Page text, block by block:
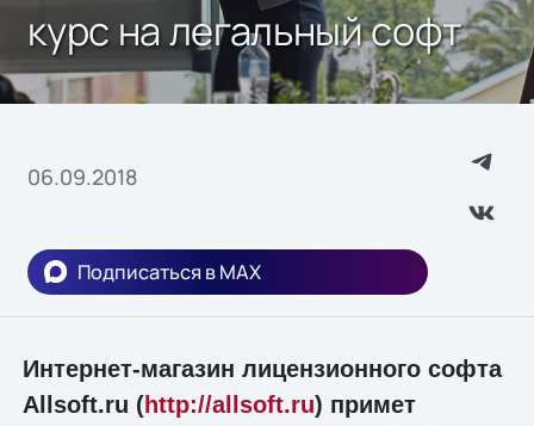
курс на легальный софт
06.09.2018
Подписаться в MAX
Интернет-магазин лицензионного софта
Allsoft.ru (http://allsoft.ru) примет